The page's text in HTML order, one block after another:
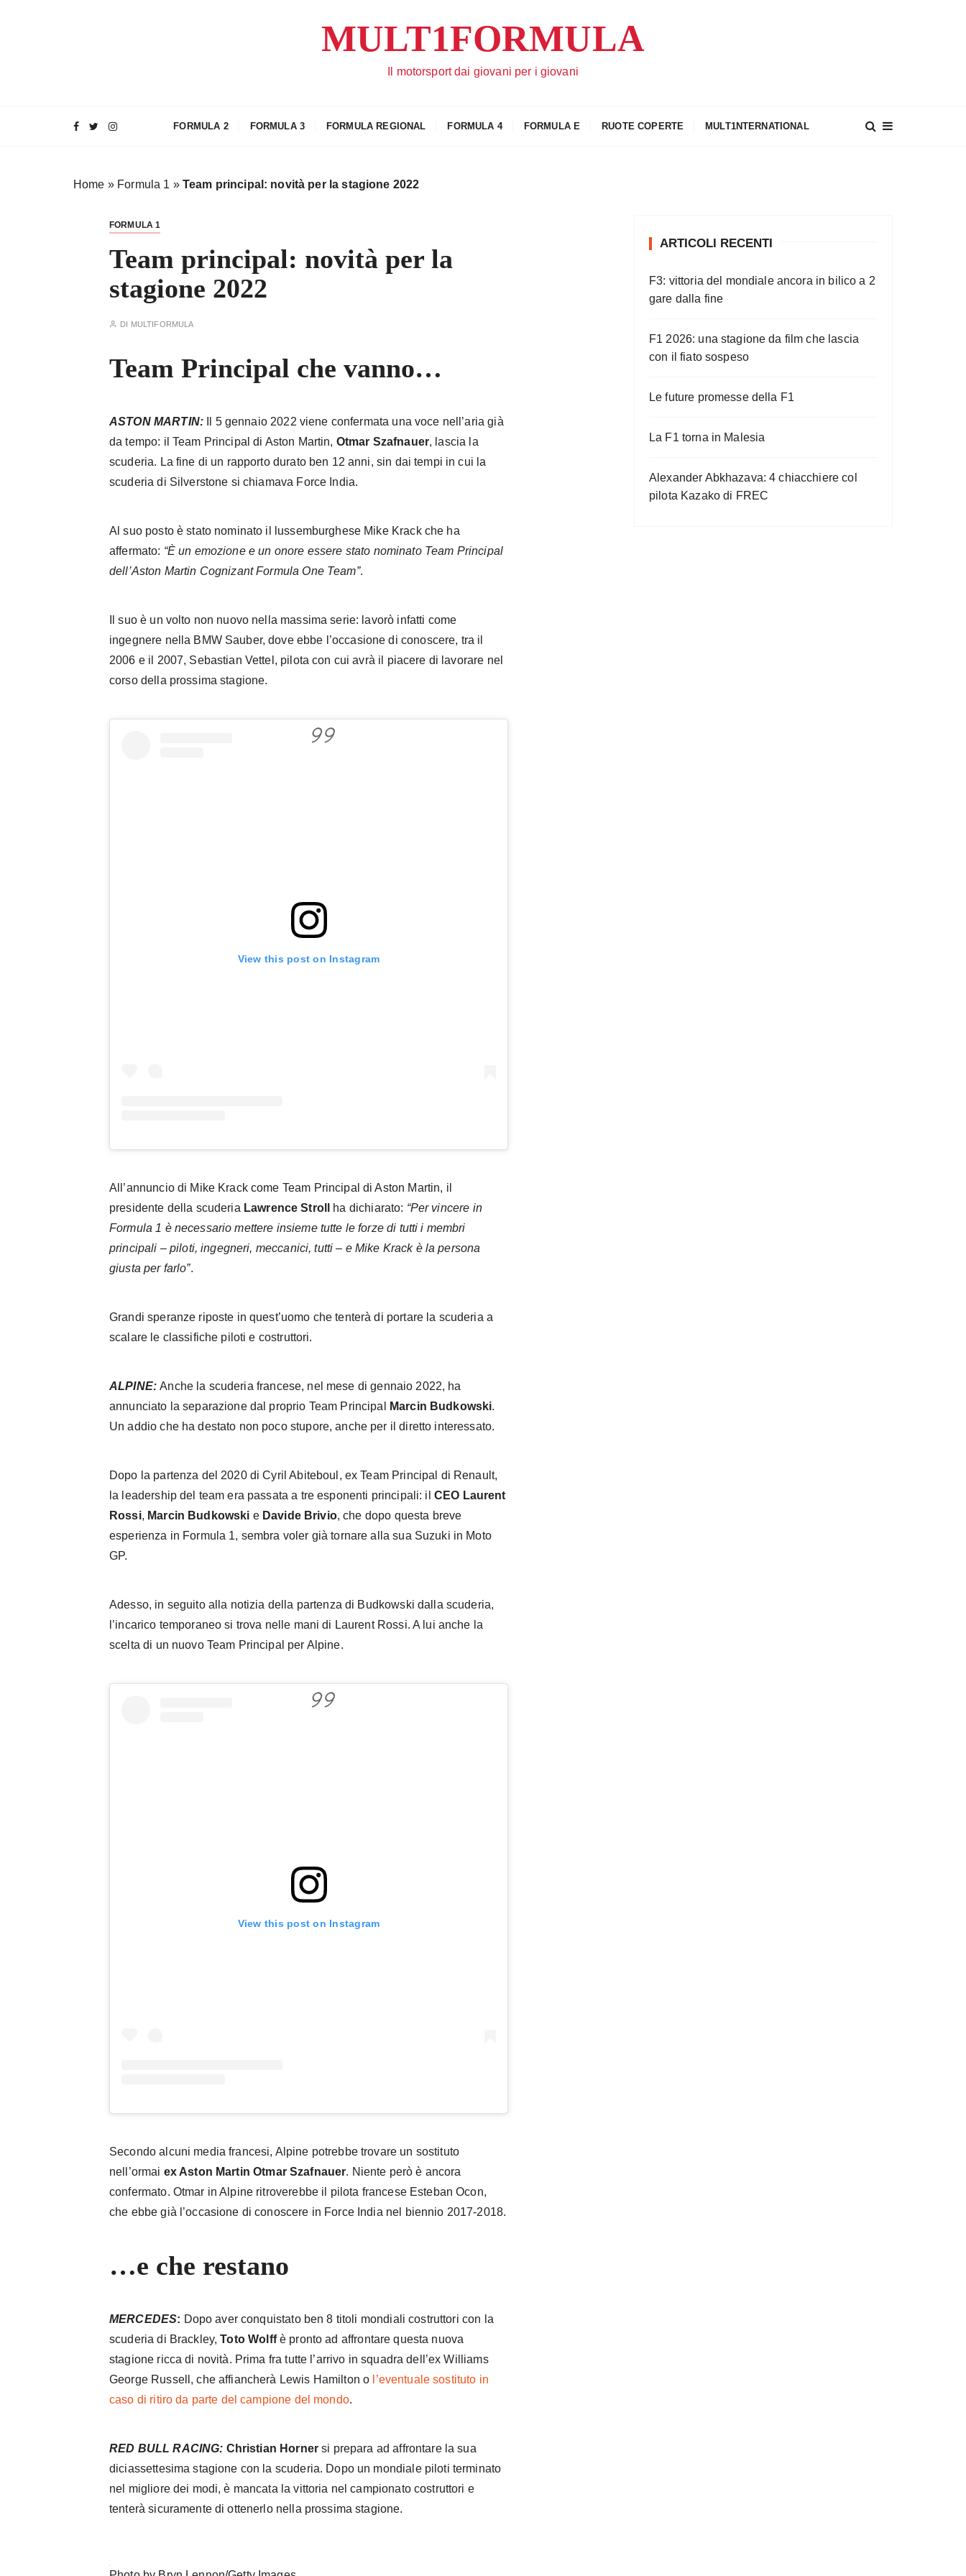
MULT1FORMULA
Il motorsport dai giovani per i giovani
FORMULA 2 FORMULA 3 FORMULA REGIONAL FORMULA 4 FORMULA E RUOTE COPERTE MULT1NTERNATIONAL
Home » Formula 1 » Team principal: novità per la stagione 2022
FORMULA 1
Team principal: novità per la
stagione 2022
DI MULTIFORMULA
Team Principal che vanno…
ASTON MARTIN:Il 5 gennaio 2022 viene confermata una voce nell’aria già
da tempo: il Team Principal di Aston Martin, Otmar Szafnauer, lascia la
scuderia. La fine di un rapporto durato ben 12 anni, sin dai tempi in cui la
scuderia di Silverstone si chiamava Force India.
Al suo posto è stato nominato il lussemburghese Mike Krack che ha
affermato: “È un emozione e un onore essere stato nominato Team Principal
dell’Aston Martin Cognizant Formula One Team”.
Il suo è un volto non nuovo nella massima serie: lavorò infatti come
ingegnere nella BMW Sauber, dove ebbe l’occasione di conoscere, tra il
2006 e il 2007, Sebastian Vettel, pilota con cui avrà il piacere di lavorare nel
corso della prossima stagione.
View this post on Instagram
All’annuncio di Mike Krack come Team Principal di Aston Martin, il
presidente della scuderia Lawrence Stroll ha dichiarato: “Per vincere in
Formula 1 è necessario mettere insieme tutte le forze di tutti i membri
principali – piloti, ingegneri, meccanici, tutti – e Mike Krack è la persona
giusta per farlo”.
Grandi speranze riposte in quest’uomo che tenterà di portare la scuderia a
scalare le classifiche piloti e costruttori.
ALPINE:Anche la scuderia francese, nel mese di gennaio 2022, ha
annunciato la separazione dal proprio Team Principal
Marcin Budkowski.
Un addio che ha destato non poco stupore, anche per il diretto interessato.
Dopo la partenza del 2020 di Cyril Abiteboul, ex Team Principal di Renault,
la leadership del team era passata a tre esponenti principali: il CEO Laurent
Rossi, Marcin Budkowski e Davide Brivio, che dopo questa breve
esperienza in Formula 1, sembra voler già tornare alla sua Suzuki in Moto
GP.
Adesso, in seguito alla notizia della partenza di Budkowski dalla scuderia,
l’incarico temporaneo si trova nelle mani di Laurent Rossi. A lui anche la
scelta di un nuovo Team Principal per Alpine.
View this post on Instagram
Secondo alcuni media francesi, Alpine potrebbe trovare un sostituto
nell’ormai ex Aston Martin Otmar Szafnauer. Niente però è ancora
confermato. Otmar in Alpine ritroverebbe il pilota francese Esteban Ocon,
che ebbe già l’occasione di conoscere in Force India nel biennio 2017-2018.
…e che restano
MERCEDES: Dopo aver conquistato ben 8 titoli mondiali costruttori con la
scuderia di Brackley,Toto Wolffè pronto ad affrontare questa nuova
stagione ricca di novità. Prima fra tutte l’arrivo in squadra dell’ex Williams
George Russell, che affiancherà Lewis Hamilton o l’eventuale sostituto in
caso di ritiro da parte del campione del mondo.
RED BULL RACING: Christian Hornersi prepara ad affrontare la sua
diciassettesima stagione con la scuderia. Dopo un mondiale piloti terminato
nel migliore dei modi, è mancata la vittoria nel campionato costruttori e
tenterà sicuramente di ottenerlo nella prossima stagione.
ARTICOLI RECENTI
F3: vittoria del mondiale ancora in bilico a 2
gare dalla fine
F1 2026: una stagione da film che lascia
con il fiato sospeso
Le future promesse della F1
La F1 torna in Malesia
Alexander Abkhazava: 4 chiacchiere col
pilota Kazako di FREC